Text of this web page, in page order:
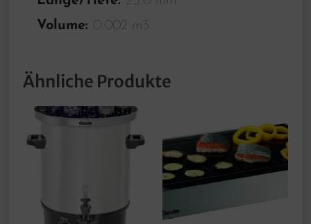
Volume: 0.002 m3
Ähnliche Produkte